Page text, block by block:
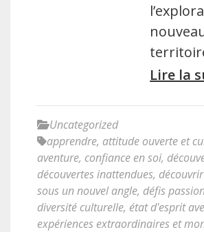
Lire la
Uncategorized
apprendre, attitude ouverte et
aventure, confiance en soi,
découvertes inattendues,
sous un nouvel angle, défis
diversité culturelle, état d'esprit
expériences extraordinaires et